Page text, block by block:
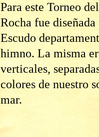
Para este Torneo
Rocha fue
Escudo
himno. La misma
verticales,
colores de nuestro
mar.